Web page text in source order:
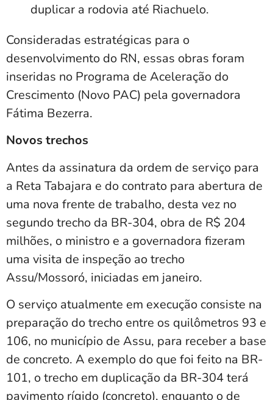
duplicar a rodovia até Riachuelo.
Consideradas estratégicas para o
desenvolvimento do RN, essas obras foram
inseridas no Programa de Aceleração do
Crescimento (Novo PAC) pela governadora
Fátima Bezerra.
Novos trechos
Antes da assinatura da ordem de serviço para
a Reta Tabajara e do contrato para abertura de
uma nova frente de trabalho, desta vez no
segundo trecho da BR-304, obra de R$ 204
milhões, o ministro e a governadora fizeram
uma visita de inspeção ao trecho
Assu/Mossoró, iniciadas em janeiro.
O serviço atualmente em execução consiste na
preparação do trecho entre os quilômetros 93 e
106, no município de Assu, para receber a base
de concreto. A exemplo do que foi feito na BR-
101, o trecho em duplicação da BR-304 terá
pavimento rígido (concreto), enquanto o de